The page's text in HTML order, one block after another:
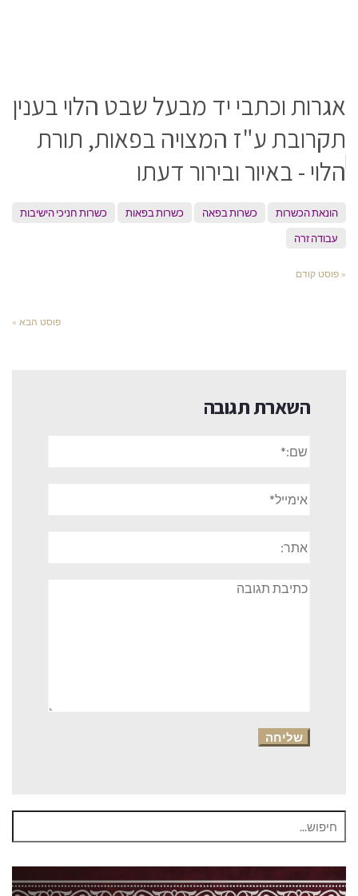
אגרות וכתבי יד מבעל שבט הלוי בענין
תקרובת ע"ז המצויה בפאות, תורת
הלוי - באיור ובירור דעתו
הונאת הכשרות כשרות בפאה כשרות בפאות
כשרות חניכי הישיבות
עבודה זרה
« פוסט קודם
פוסט הבא »
השארת תגובה
תגובה
עבור: